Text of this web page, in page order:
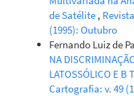
de Satélite ,
(1995): Outubro
Fernando Luiz de
NA
LATOSSÓLICO E B
Cartografia: v. 49